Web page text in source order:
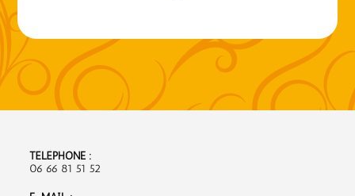
TÉLÉPHONE :
06 66 81 51 52